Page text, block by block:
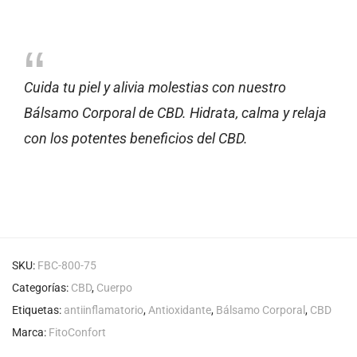
Cuida tu piel y alivia molestias con nuestro
Bálsamo Corporal de CBD. Hidrata, calma y relaja
con los potentes beneficios del CBD.
SKU: FBC-800-75
Categorías: CBD, Cuerpo
Etiquetas: antiinflamatorio, Antioxidante, Bálsamo Corporal, CBD
Marca: FitoConfort